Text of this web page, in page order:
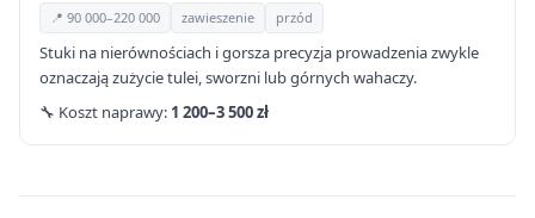
📍 90 000–220 000 zawieszenie przód
Stuki na nierównościach i gorsza precyzja prowadzenia zwykle
oznaczają zużycie tulei, sworzni lub górnych wahaczy.
🔧 Koszt naprawy: 1 200–3 500 zł